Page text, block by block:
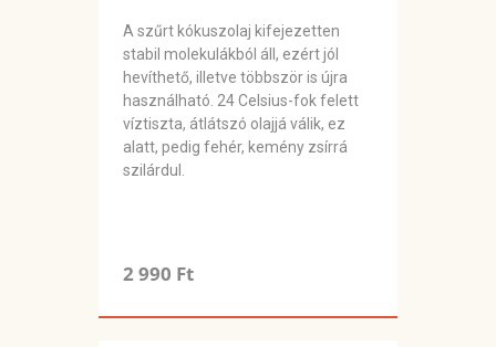
A szűrt kókuszolaj kifejezetten
stabil molekulákból áll, ezért jól
hevíthető, illetve többször is újra
használható. 24 Celsius-fok felett
víztiszta, átlátszó olajjá válik, ez
alatt, pedig fehér, kemény zsírrá
szilárdul.
2 990 Ft